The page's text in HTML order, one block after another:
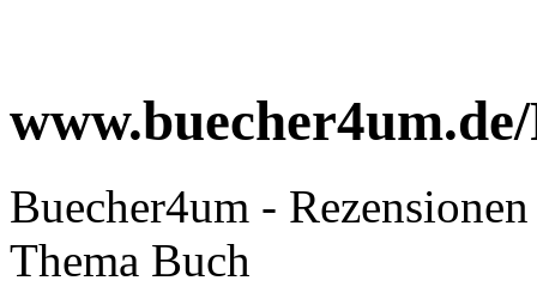
Buecher4um -
Thema Buch